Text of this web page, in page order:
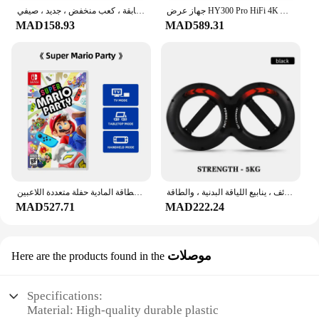
حذاء فردي للنساء بنعل ناعم وأكمام مسطحة ، حذاء فرنسي ، جلد ناعم ، كل أنواع المطابقة ، كعب منخفض ، جديد ، صيفي ،
MAD158.93
جهاز عرض HY300 Pro HiFi 4K Android 11 Dual Wifi6.0 BT5.0 H713 280ANSI 720P مكبر صوت سينما مدمج جهاز عرض صغير محمول
MAD589.31
نينتندو سويتش - سوبر ماريو بارتي - إصدار ستاندر - ألعاب خرطوشة البطاقة المادية حفلة متعددة اللاعبين
MAD527.71
مدرب قوة اليد لتمارين المعصم والذراع ، قوة قوة الساعد متعددة الوظائف ، ينابيع اللياقة البدنية ، والطاقة
MAD222.24
Here are the products found in the موصلات
Specifications:
Material: High-quality durable plastic